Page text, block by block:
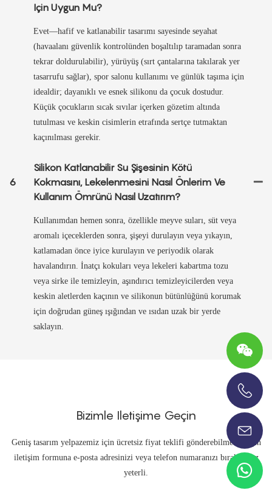
Için Uygun Mu?
Evet—hafif ve katlanabilir tasarımı sayesinde seyahat
(havaalanı güvenlik kontrolünden boşaltılıp taramadan sonra
tekrar doldurulabilir), yürüyüş (sırt çantalarına takılarak yer
tasarrufu sağlar), spor salonu kullanımı ve günlük taşıma için
idealdir; dayanıklı ve esnek silikonu da çocuk dostudur.
Küçük çocukların sıcak sıvılar içerken gözetim altında
tutulması ve keskin cisimlerin etrafında sertçe tutmaktan
kaçınılması gerekir.
6
Silikon Katlanabilir Su Şişesinin Kötü
Kokmasını, Lekelenmesini Nasıl Önlerim Ve
Kullanım Ömrünü Nasıl Uzatırım?
Kullanımdan hemen sonra, özellikle meyve suları, süt veya
aromalı içeceklerden sonra, şişeyi durulayın veya yıkayın,
katlamadan önce iyice kurulayın ve periyodik olarak
havalandırın. İnatçı kokuları veya lekeleri kabartma tozu
veya sirke ile temizleyin, aşındırıcı temizleyicilerden veya
keskin aletlerden kaçının ve silikonun bütünlüğünü korumak
için doğrudan güneş ışığından ve ısıdan uzak bir yerde
saklayın.
Bizimle Iletişime Geçin
Geniş tasarım yelpazemiz için ücretsiz fiyat teklifi gönderebilmemiz için
iletişim formuna e-posta adresinizi veya telefon numaranızı bırakmanız
yeterli.